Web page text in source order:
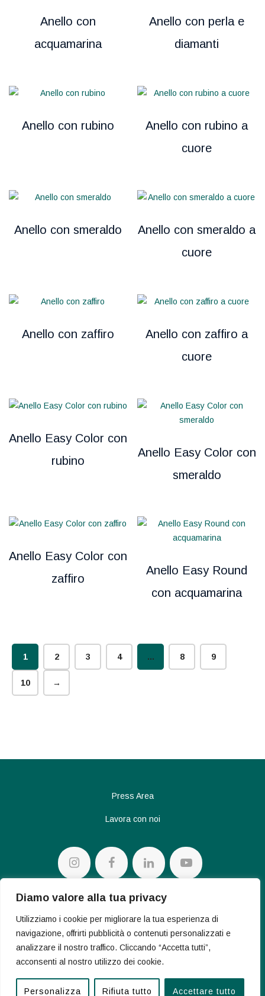
Diamo valore alla tua privacy
Utilizziamo i cookie per migliorare la tua esperienza di
navigazione, offrirti pubblicità o contenuti personalizzati e
analizzare il nostro traffico. Cliccando “Accetta tutti”,
acconsenti al nostro utilizzo dei cookie.
Personalizza Rifiuta tutto Accettare tutto
Anello con
acquamarina
Anello con perla e
diamanti
Anello con rubino
Anello con rubino a
cuore
Anello con smeraldo
Anello con smeraldo a
cuore
Anello con zaffiro
Anello con zaffiro a
cuore
Anello Easy Color con
rubino
Anello Easy Color con
smeraldo
Anello Easy Color con
zaffiro
Anello Easy Round
con acquamarina
1 2 3 4 … 8 9
10 →
Press Area
Lavora con noi
Cookie Policy
Milano – P.I.-C.F. 07283330962